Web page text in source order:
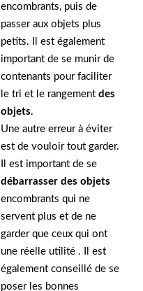
encombrants, puis de
passer aux objets plus
petits. Il est également
important de se munir de
contenants pour faciliter
le tri et le rangement des
objets.
Une autre erreur à éviter
est de vouloir tout garder.
Il est important de se
débarrasser des objets
encombrants qui ne
servent plus et de ne
garder que ceux qui ont
une réelle utilité . Il est
également conseillé de se
poser les bonnes